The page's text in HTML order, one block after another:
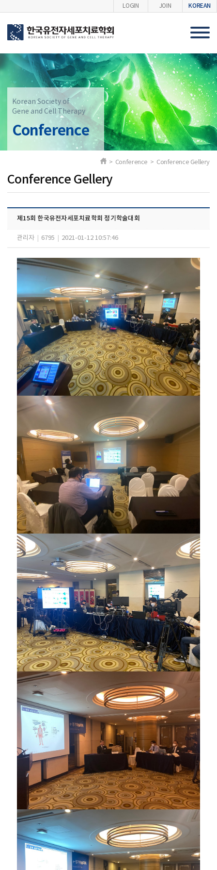
LOGIN JOIN KOREAN
Korean Society of
Gene and Cell Therapy
Conference
Conference Gellery
> Conference > Conference Gellery
제15회 한국유전자세포치료학회 정기학술대회
관리자 6795 2021-01-12 10:57:46